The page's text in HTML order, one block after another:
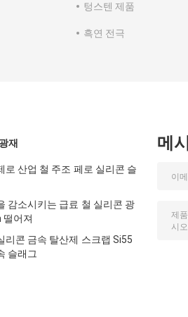
텅스텐 제품
흑연 전극
재
로 산업 철 주조 페로 실리콘 슬
감소시키는 급료 철 실리콘 광
어져
리콘 금속 탈산제 스크랩 Si55
슬래그
메